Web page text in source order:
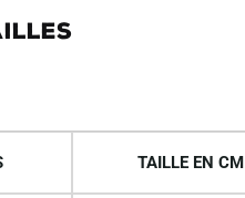
TAILLE EN CM